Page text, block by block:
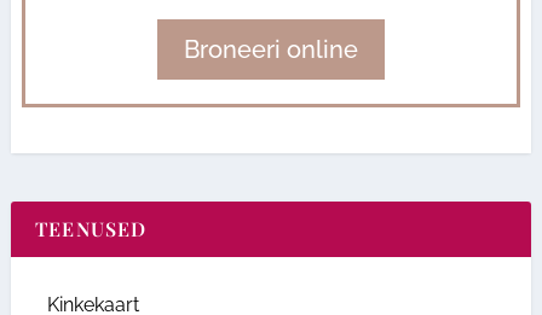
Broneeri online
TEENUSED
Kinkekaart